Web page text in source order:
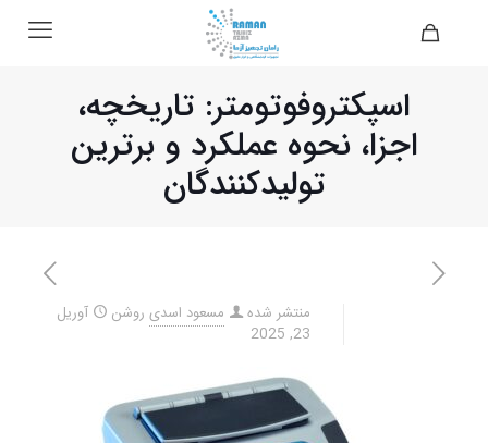
اسپکتروفوتومتر: تاریخچه،
اجزا، نحوه عملکرد و برترین
تولیدکنندگان
منتشر شده مسعود اسدی روشن
آوریل
23, 2025